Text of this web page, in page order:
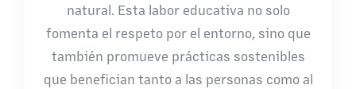
natural. Esta labor educativa no solo
fomenta el respeto por el entorno, sino que
también promueve prácticas sostenibles
que benefician tanto a las personas como al